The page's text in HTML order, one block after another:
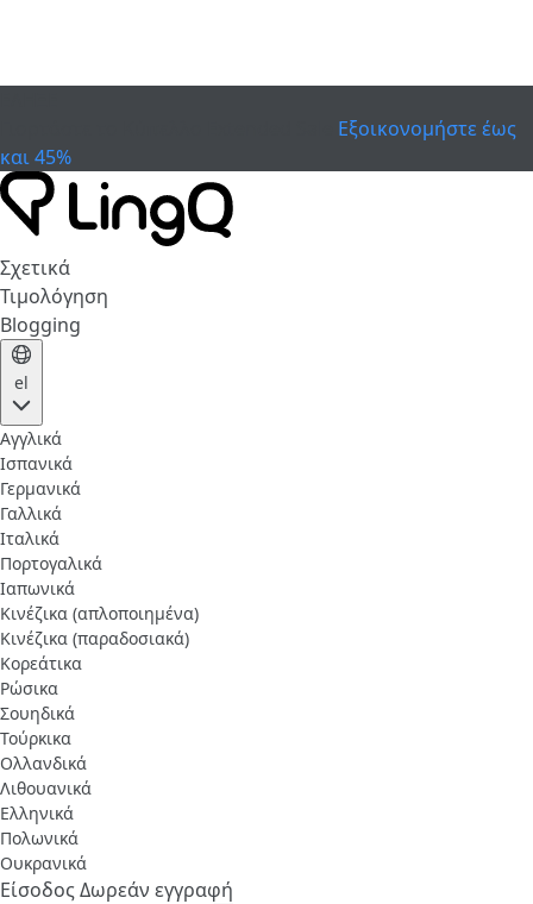
Εξοικονομήστε έως
και 45%
Σχετικά
Τιμολόγηση
Blogging
el
Αγγλικά
Ισπανικά
Γερμανικά
Γαλλικά
Ιταλικά
Πορτογαλικά
Ιαπωνικά
Κινέζικα (απλοποιημένα)
Κινέζικα (παραδοσιακά)
Κορεάτικα
Ρώσικα
Σουηδικά
Τούρκικα
Ολλανδικά
Λιθουανικά
Ελληνικά
Πολωνικά
Ουκρανικά
ΕίσοδοςΔωρεάν εγγραφή